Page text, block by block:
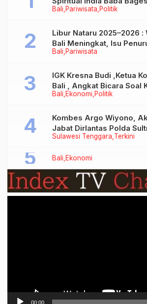
Bali Pariwisata Politik
Bali Pariwisata
Libur Nataru 2025–2026 :
Bali Meningkat, Isu
Tidak Benar
Bali Ekonomi Politik
IGK Kresna Budi ,Ketua
Bali , Angkat Bicara Soal
Bersubsidi Jenis Solar
Sulawesi Tenggara Terkini
Kombes Argo Wiyono,
Jabat Dirlantas Polda
Bali Ekonomi
00:00